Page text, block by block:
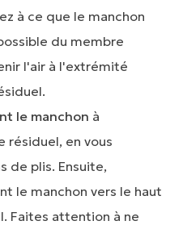
à ce que le manchon
du membre
l'air à l'extrémité
le manchon à
en vous
de plis. Ensuite,
le manchon vers le haut
Faites attention à ne